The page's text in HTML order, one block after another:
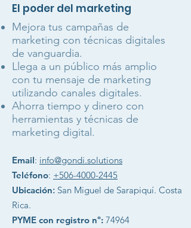
El poder del marketing
Mejora tus campañas de
marketing con técnicas digitales
de vanguardia.
Llega a un público más amplio
con tu mensaje de marketing
utilizando canales digitales.
Ahorra tiempo y dinero con
herramientas y técnicas de
marketing digital.
Email: info@gondi.solutions
Teléfono: +506-4000-2445
Ubicación: San Miguel de Sarapiquí. Costa
Rica.
PYME con registro nº: 74964